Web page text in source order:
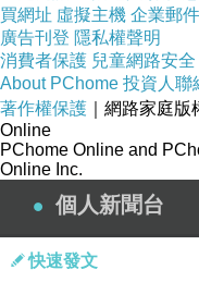
甜美可愛氣
息~
休閒mix甜
美，一出場
就馬上柔化
氛圍!
買網址 虛擬主機 企業郵件
廣告刊登 隱私權聲明
消費者保護 兒童網路安全
About PChome 投資人聯
著作權保護 ｜網路家庭
Online
PChome Online and
Online Inc.
個人新聞台
快速發文